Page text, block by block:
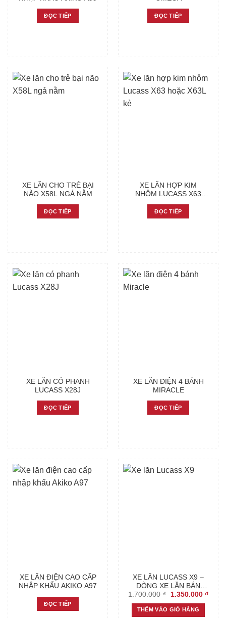
ĐỌC TIẾP ĐỌC TIẾP
XE LĂN CHO TRẺ BẠI
NÃO X58L NGẢ NẰM
ĐỌC TIẾP
XE LĂN HỢP KIM
NHÔM LUCASS X63
HOẶC X63L KẺ
ĐỌC TIẾP
XE LĂN CÓ PHANH
LUCASS X28J
ĐỌC TIẾP
XE LĂN ĐIỆN 4 BÁNH
MIRACLE
ĐỌC TIẾP
XE LĂN ĐIỆN CAO CẤP
NHẬP KHẨU AKIKO A97
ĐỌC TIẾP
XE LĂN LUCASS X9 –
DÒNG XE LĂN BÁN
CHẠY NHẤT THỊ
TRƯỜNG
1.700.000₫
Original
was:
1.700.000 ₫.
1.350.000 ₫
THÊM VÀO GIỎ HÀNG